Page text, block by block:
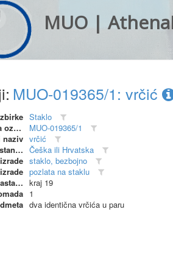
MUO |
MUO-019365/1: vrčić
Staklo
Inventarna oznaka
MUO-019365/1
naziv vrčić
Država nastanka Češka ili Hrvatska
staklo, bezbojno
pozlata na staklu
Stoljeće nastanka kraj 19
1
dva identična vrčića u paru